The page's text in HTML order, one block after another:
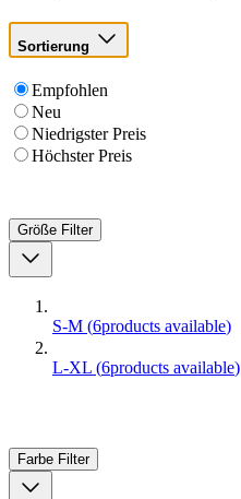
Sortierung
Empfohlen
Neu
Niedrigster Preis
Höchster Preis
Größe Filter
S-M (6products available)
L-XL (6products available)
Farbe Filter